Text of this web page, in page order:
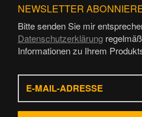
NEWSLETTER
Bitte senden Sie mir
Datenschutzerklärung
Informationen zu Ihrem
E-
Mail-
Adresse